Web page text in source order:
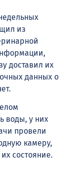
из
доставил их
данных о
воды, у них
провели
камеру,
состояние.